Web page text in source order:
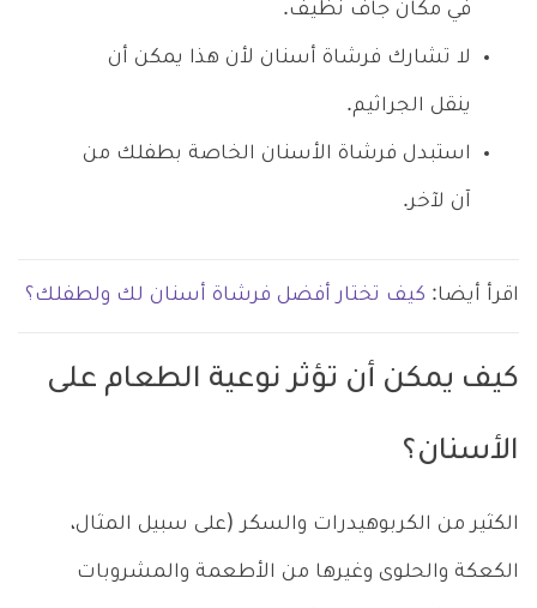
في مكان جاف نظيف.
لا تشارك فرشاة أسنان لأن هذا يمكن أن
ينقل الجراثيم.
استبدل فرشاة الأسنان الخاصة بطفلك من
آن لآخر.
اقرأ أيضا: كيف تختار أفضل فرشاة أسنان لك ولطفلك؟
كيف يمكن أن تؤثر نوعية الطعام على
الأسنان؟
الكثير من الكربوهيدرات والسكر (على سبيل المثال،
الكعكة والحلوى وغيرها من الأطعمة والمشروبات